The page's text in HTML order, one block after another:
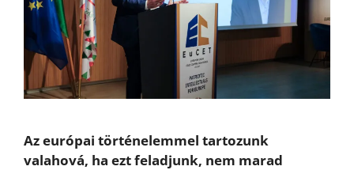
Az európai történelemmel tartozunk
valahová, ha ezt feladjunk, nem marad